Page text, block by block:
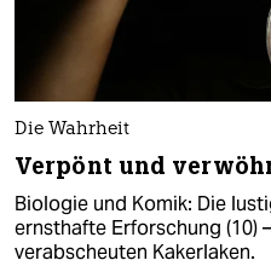
Die Wahrheit
Verpönt und
Biologie und Komik: Die
ernsthafte Erforschung (10)
verabscheuten Kakerlaken.